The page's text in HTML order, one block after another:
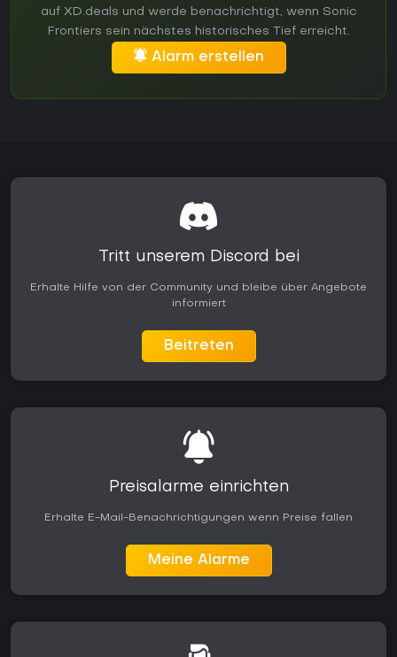
auf XD.deals und werde benachrichtigt, wenn Sonic
Frontiers sein nächstes historisches Tief erreicht.
Alarm erstellen
Tritt unserem Discord bei
Erhalte Hilfe von der Community und bleibe über Angebote
informiert
Beitreten
Preisalarme einrichten
Erhalte E-Mail-Benachrichtigungen wenn Preise fallen
Meine Alarme